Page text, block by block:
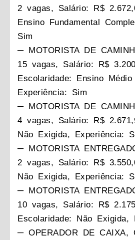
2 vagas, Salário: R$
Ensino Fundamental
Sim
─ MOTORISTA DE
15 vagas, Salário: R$
Escolaridade: Ensino Médio
Experiência: Sim
─ MOTORISTA DE
4 vagas, Salário: R$
Não Exigida, Experiência:
─ MOTORISTA
2 vagas, Salário: R$
Não Exigida, Experiência:
─ MOTORISTA
10 vagas, Salário: R$
Escolaridade: Não Exigida,
─ OPERADOR DE CAIXA,